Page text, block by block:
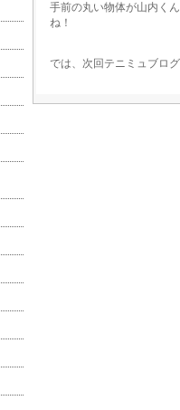
手前の丸い物体が山内く
ね！
では、次回テニミュブロ